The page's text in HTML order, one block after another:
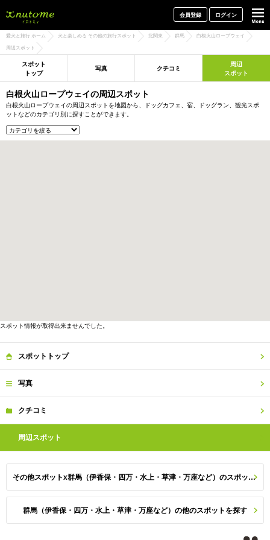
会員登録 ログイン
愛犬と旅行 ホーム 犬と楽しめる その他の旅行スポット 北関東 群馬 白根火山ロープウェイ
周辺スポット
スポット
トップ
写真 クチコミ
周辺
スポット
白根火山ロープウェイの周辺スポット
白根火山ロープウェイの周辺スポットを地図から、ドッグカフェ、宿、ドッグラン、観光スポ
ットなどのカテゴリ別に探すことができます。
スポット情報が取得出来ませんでした。
スポット トップ
写真
クチコミ
周辺スポット
その他スポットx群馬（伊香保・四万・水上・草津・万座など）のスポット一覧
群馬（伊香保・四万・水上・草津・万座など）の他のスポットを探す